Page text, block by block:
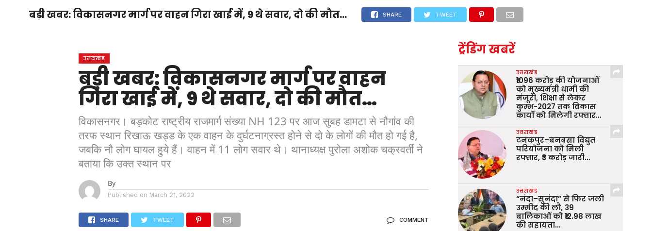
होम देश दुनिया उत्तराखंड धर्म-संस्कृति राजनीति संपर्क करें
उत्तरकाशी
उधम सिंह नगरबड़ी खबर: विकासनगर मार्ग पर वाहन गिरा खाई में, 9 थे सवार, दो की मौत… SHARE TWEET
उत्तराखंड
बड़ी खबर: विकासनगर मार्ग पर वाहन
गिरा खाई में, 9 थे सवार, दो की मौत…
विकासनगर। बड़कोट राष्ट्रीय राजमार्ग संख्या NH 123 पर आज सुबह डामटा से नौगांव की
तरफ स्थान रिखाऊ खड्ड के एक वाहन के दुर्घटनाग्रस्त होने से दो के लोगों की मौत हो गई है,
जबकि नौ लोग घायल हुये हैं। वाहन में 11 लोग सवार थे। थानाध्यक्ष पुरोला अशोक चक्रवर्ती ने
बताया कि उक्त स्थान पर
By
Published on March 21, 2022
SHARE TWEET COMMENT
ट्रेंडिंग खबरें
उत्तराखंड
₹1096 करोड़ की योजनाओं
को मुख्यमंत्री धामी की
मंजूरी, शिक्षा से लेकर
कुम्भ-2027 तक विकास
कार्यों को मिलेगी रफ्तार…
उत्तराखंड
टनकपुर–बनबसा विद्युत
परियोजना को मिली
रफ्तार, ₹3 करोड़ जारी…
उत्तराखंड
“नंदा–सुनंदा” से फिर जली
उम्मीद की लौ, 39
बालिकाओं को ₹12.98 लाख
की सहायता…